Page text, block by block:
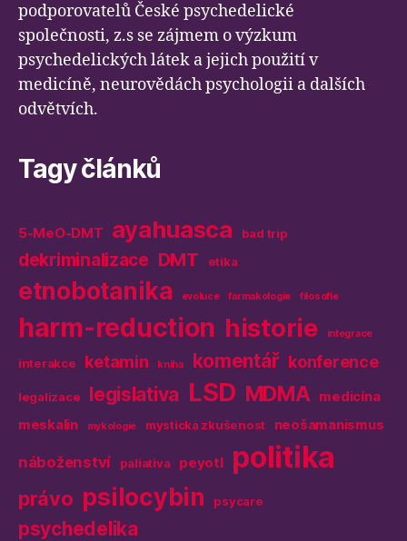
podporovatelů České psychedelické
společnosti, z.s se zájmem o výzkum
psychedelických látek a jejich použití v
medicíně, neurovědách psychologii a dalších
odvětvích.
Tagy článků
5-MeO-DMT ayahuasca bad trip
dekriminalizace DMT etika
etnobotanika evoluce farmakologie filosofie
harm-reduction historie integrace
interakce ketamin kniha komentář konference
legalizace legislativa LSD MDMA medicína
meskalin
mykologie mystická zkušenost neošamanismus
náboženství paliativa peyotl politika
právo psilocybin psycare
psychedelika